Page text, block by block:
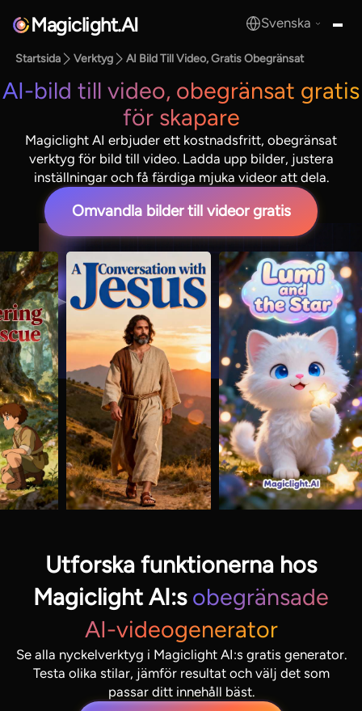
Magiclight.AI Svenska
Startsida Verktyg AI Bild Till Video, Gratis Obegränsat
AI-bild till video, obegränsat gratis
för skapare
Magiclight AI erbjuder ett kostnadsfritt, obegränsat
verktyg för bild till video. Ladda upp bilder, justera
inställningar och få färdiga mjuka videor att dela.
Omvandla bilder till videor gratis
Utforska funktionerna hos
Magiclight AI:s obegränsade
AI-videogenerator
Se alla nyckelverktyg i Magiclight AI:s gratis generator.
Testa olika stilar, jämför resultat och välj det som
passar ditt innehåll bäst.